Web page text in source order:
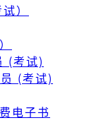
）
(考试)
(考试)
电子书